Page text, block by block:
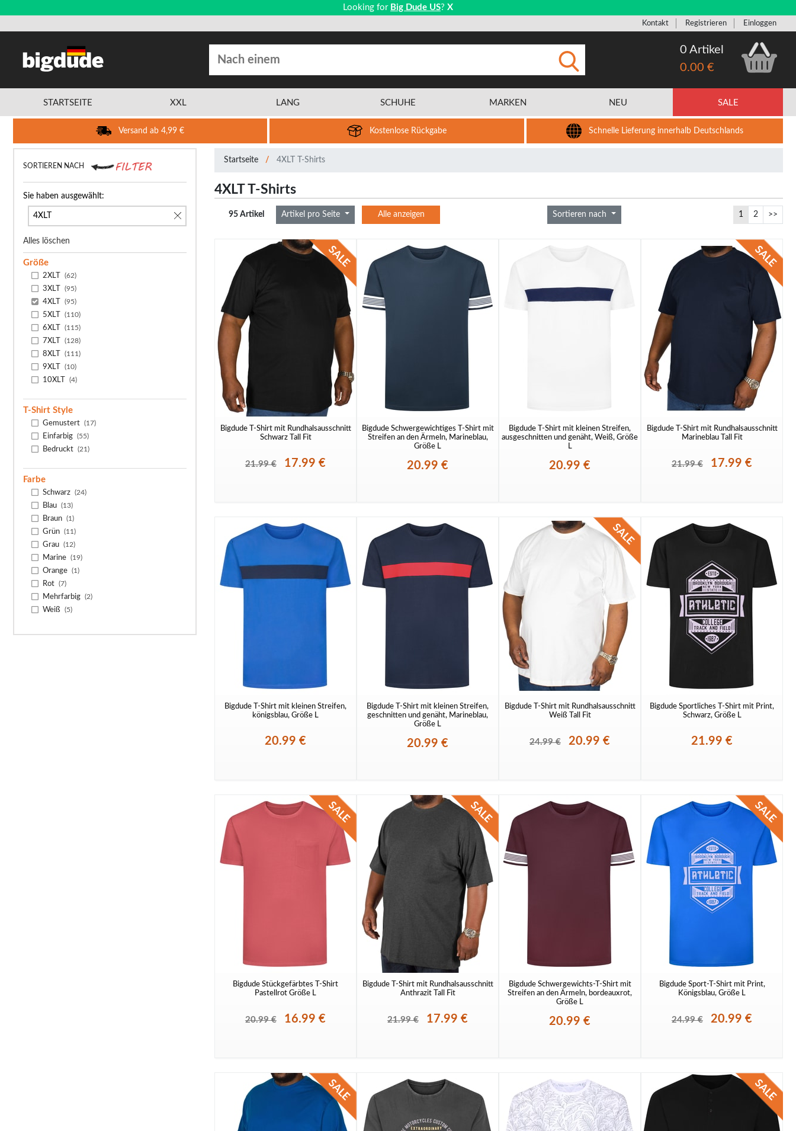
Looking for Big Dude US? X
Kontakt Registrieren Einloggen
0 Artikel
0.00 €
STARTSEITE XXL LANG SCHUHE MARKEN NEU SALE
Versand ab 4,99 € Kostenlose Rückgabe Schnelle Lieferung innerhalb Deutschlands
SORTIEREN NACH
Sie haben ausgewählt:
4XLT
Alles löschen
Größe
2XLT (62)
3XLT (95)
4XLT (95)
5XLT (110)
6XLT (115)
7XLT (128)
8XLT (111)
9XLT (10)
10XLT (4)
T-Shirt Style
Gemustert (17)
Einfarbig (55)
Bedruckt (21)
Farbe
Schwarz (24)
Blau (13)
Braun (1)
Grün (11)
Grau (12)
Marine (19)
Orange (1)
Rot (7)
Mehrfarbig (2)
Weiß (5)
Startseite 4XLT T-Shirts
4XLT T-Shirts
95 Artikel Artikel pro Seite Alle anzeigen Sortieren nach 1 2 >>
Bigdude T-Shirt mit Rundhalsausschnitt
Schwarz Tall Fit
21.99 € 17.99 €
Bigdude Schwergewichtiges T-Shirt mit
Streifen an den Ärmeln, Marineblau,
Größe L
20.99 €
Bigdude T-Shirt mit kleinen Streifen,
ausgeschnitten und genäht, Weiß, Größe
L
20.99 €
Bigdude T-Shirt mit Rundhalsausschnitt
Marineblau Tall Fit
21.99 € 17.99 €
Bigdude T-Shirt mit kleinen Streifen,
königsblau, Größe L
20.99 €
Bigdude T-Shirt mit kleinen Streifen,
geschnitten und genäht, Marineblau,
Größe L
20.99 €
Bigdude T-Shirt mit Rundhalsausschnitt
Weiß Tall Fit
24.99 € 20.99 €
Bigdude Sportliches T-Shirt mit Print,
Schwarz, Größe L
21.99 €
Bigdude Stückgefärbtes T-Shirt
Pastellrot Größe L
20.99 € 16.99 €
Bigdude T-Shirt mit Rundhalsausschnitt
Anthrazit Tall Fit
21.99 € 17.99 €
Bigdude Schwergewichts-T-Shirt mit
Streifen an den Ärmeln, bordeauxrot,
Größe L
20.99 €
Bigdude Sport-T-Shirt mit Print,
Königsblau, Größe L
24.99 € 20.99 €